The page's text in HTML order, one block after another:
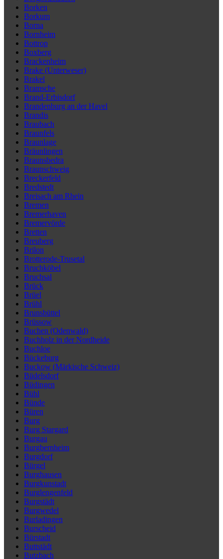
Borken
Borkum
Borna
Bornheim
Bottrop
Boxberg
Brackenheim
Brake (Unterweser)
Brakel
Bramsche
Brand-Erbisdorf
Brandenburg an der Havel
Brandis
Braubach
Braunfels
Braunlage
Bräunlingen
Braunsbedra
Braunschweig
Breckerfeld
Bredstedt
Breisach am Rhein
Bremen
Bremerhaven
Bremervörde
Bretten
Breuberg
Brilon
Brotterode-Trusetal
Bruchköbel
Bruchsal
Brück
Brüel
Brühl
Brunsbüttel
Brüssow
Buchen (Odenwald)
Buchholz in der Nordheide
Buchloe
Bückeburg
Buckow (Märkische Schweiz)
Büdelsdorf
Büdingen
Bühl
Bünde
Büren
Burg
Burg Stargard
Burgau
Burgbernheim
Burgdorf
Bürgel
Burghausen
Burgkunstadt
Burglengenfeld
Burgstädt
Burgwedel
Burladingen
Burscheid
Bürstadt
Buttstädt
Butzbach